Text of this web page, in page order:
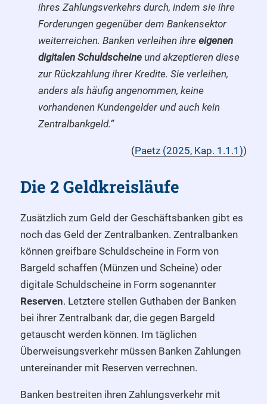
ihres Zahlungsverkehrs durch, indem sie ihre
Forderungen gegenüber dem Bankensektor
weiterreichen. Banken verleihen ihre eigenen
digitalen Schuldscheine und akzeptieren diese
zur Rückzahlung ihrer Kredite. Sie verleihen,
anders als häufig angenommen, keine
vorhandenen Kundengelder und auch kein
Zentralbankgeld.“
(Paetz (2025, Kap. 1.1.1))
Die 2 Geldkreisläufe
Zusätzlich zum Geld der Geschäftsbanken gibt es
noch das Geld der Zentralbanken. Zentralbanken
können greifbare Schuldscheine in Form von
Bargeld schaffen (Münzen und Scheine) oder
digitale Schuldscheine in Form sogenannter
Reserven. Letztere stellen Guthaben der Banken
bei ihrer Zentralbank dar, die gegen Bargeld
getauscht werden können. Im täglichen
Überweisungsverkehr müssen Banken Zahlungen
untereinander mit Reserven verrechnen.
Banken bestreiten ihren Zahlungsverkehr mit